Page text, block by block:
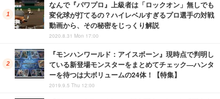
なんで『パワプロ』上級者は「ロックオン」無しでも
変化球が打てるの？ハイレベルすぎるプロ選手の対戦
動画から、その秘密をじっくり解説
2020.8.31 Mon 17:00
『モンハンワールド：アイスボーン』現時点で判明し
ている新登場モンスターをまとめてチェック―ハンタ
ーを待つは大ボリュームの24体！【特集】
2019.9.5 Thu 12:00